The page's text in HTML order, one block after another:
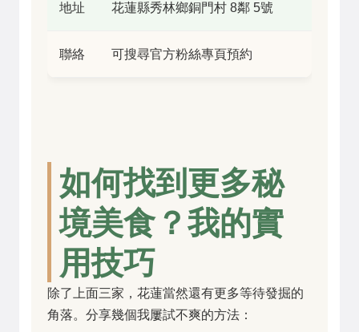
地址 花蓮縣秀林鄉銅門村 8鄰 5號
聯絡 可搜尋官方粉絲專頁預約
如何找到更多秘
境美食？我的實
用技巧
除了上面三家，花蓮當然還有更多等待發掘的
角落。分享幾個我屢試不爽的方法：